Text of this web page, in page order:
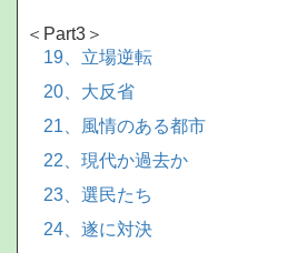
＜Part3＞
19、立場逆転
20、大反省
21、風情のある都市
22、現代か過去か
23、選民たち
24、遂に対決